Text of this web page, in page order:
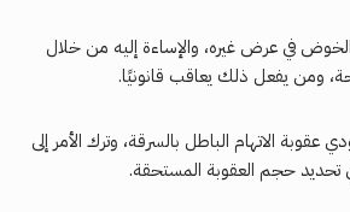
في عرض غيره، والإساءة إليه من خلال
ومن يفعل ذلك يعاقب قانونيًا.
الاتهام الباطل بالسرقة، وترك الأمر إلى
تحديد حجم العقوبة المستحقة.